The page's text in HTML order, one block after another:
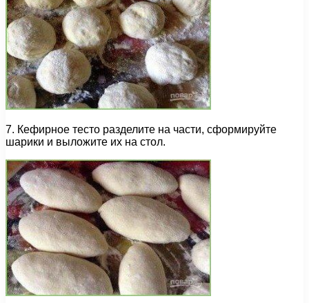
7. Кефирное тесто разделите на части, сформируйте
шарики и выложите их на стол.